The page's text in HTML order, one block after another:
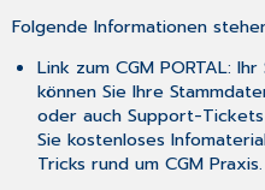
Folgende Informationen
Link zum CGM PORTAL:
können Sie Ihre
oder auch Support-
Sie kostenloses
Tricks rund um CGM Praxis.